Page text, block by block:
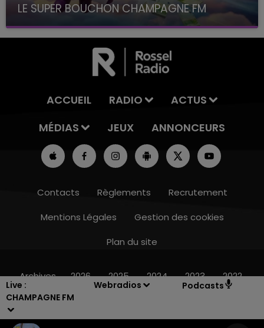
Live :
CHAMPAGNE FM
Webradios Podcasts
LE SUPER BOUCHON CHAMPAGNE FM
avec La Famille Champagne FM, à 8H10
ACCUEIL RADIO
ACTUS
MÉDIAS
JEUX ANNONCEURS
Contacts Règlements
Recrutement
Mentions Légales
Gestion des cookies
Plan du site
Archives 2026 2025 2024 2023 2022